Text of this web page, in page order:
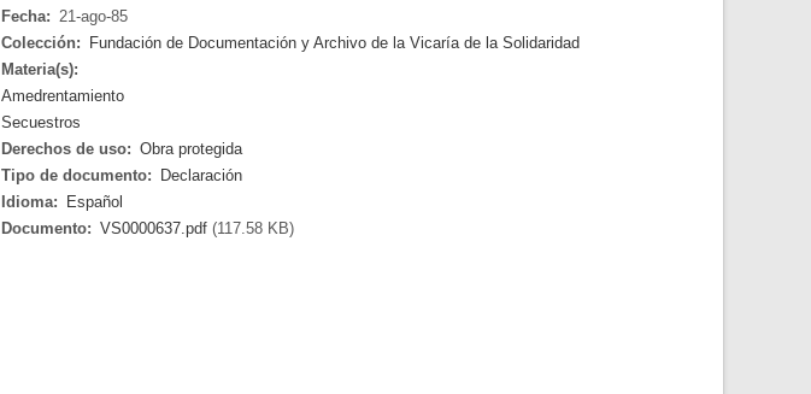
Fecha: 21-ago-85
Colección:
Fundación de Documentación y Archivo de la Vicaría de la Solidaridad
Materia(s):
Amedrentamiento
Secuestros
Derechos de uso: Obra protegida
Tipo de documento:
Declaración
Idioma:
Español
Documento: VS0000637.pdf (117.58 KB)